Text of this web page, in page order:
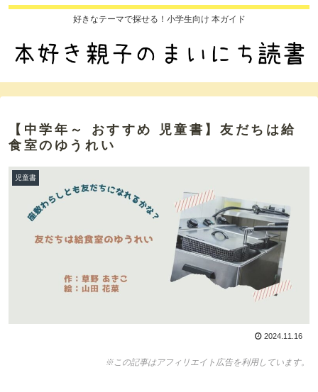
好きなテーマで探せる！小学生向け 本ガイド
【中学年～ おすすめ 児童書】友だちは給
食室のゆうれい
児童書
2024.11.16
※この記事はアフィリエイト広告を利用しています。